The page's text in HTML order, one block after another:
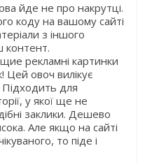
йде не про накрутці.
коду на вашому сайті
з іншого
контент.
рекламні картинки
Цей овоч вилікує
для
у якої ще не
заклики. Дешево
Але якщо на сайті
то піде і